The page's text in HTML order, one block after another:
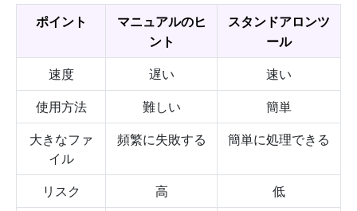
ポイント
マニュアルのヒ
ント
スタンドアロンツ
ール
速度 遅い
速い
使用方法
難しい
簡単
大きなファ
イル
頻繁に失敗する 簡単に処理できる
リスク 高
低